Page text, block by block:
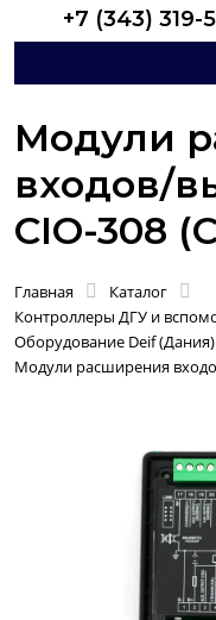
+7 (343) 319-
Модули
входов/
CIO-308
Главная
Каталог
Контроллеры ДГУ и
Оборудование Deif (Дания)
Модули расширения